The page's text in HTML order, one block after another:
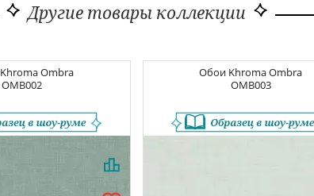
Другие товары коллекции
Khroma Ombra
OMB002
Обои Khroma Ombra
OMB003